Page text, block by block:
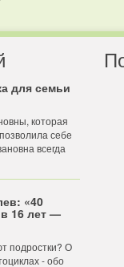
для семьи
которая
себе
всегда
«40
16 лет —
подростки? О
- обо